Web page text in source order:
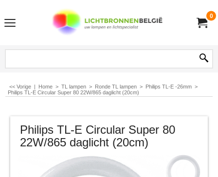
0
<< Vorige | Home > TL lampen > Ronde TL lampen > Philips TL-E -26mm >
Philips TL-E Circular Super 80 22W/865 daglicht (20cm)
Philips TL-E Circular Super 80
22W/865 daglicht (20cm)